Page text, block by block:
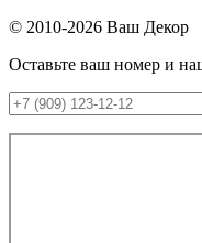
© 2010-2026 Ваш Декор
Оставьте ваш номер и